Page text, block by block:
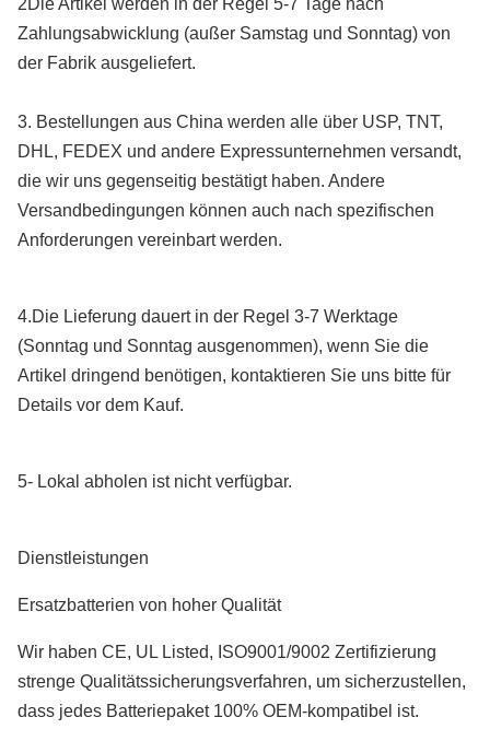
Zahlungsabwicklung (außer Samstag und Sonntag) von
der Fabrik ausgeliefert.
3. Bestellungen aus China werden alle über USP, TNT,
DHL, FEDEX und andere Expressunternehmen versandt,
die wir uns gegenseitig bestätigt haben. Andere
Versandbedingungen können auch nach spezifischen
Anforderungen vereinbart werden.
4.Die Lieferung dauert in der Regel 3-7 Werktage
(Sonntag und Sonntag ausgenommen), wenn Sie die
Artikel dringend benötigen, kontaktieren Sie uns bitte für
Details vor dem Kauf.
5- Lokal abholen ist nicht verfügbar.
Dienstleistungen
Ersatzbatterien von hoher Qualität
Wir haben CE, UL Listed, ISO9001/9002 Zertifizierung
strenge Qualitätssicherungsverfahren, um sicherzustellen,
dass jedes Batteriepaket 100% OEM-kompatibel ist.